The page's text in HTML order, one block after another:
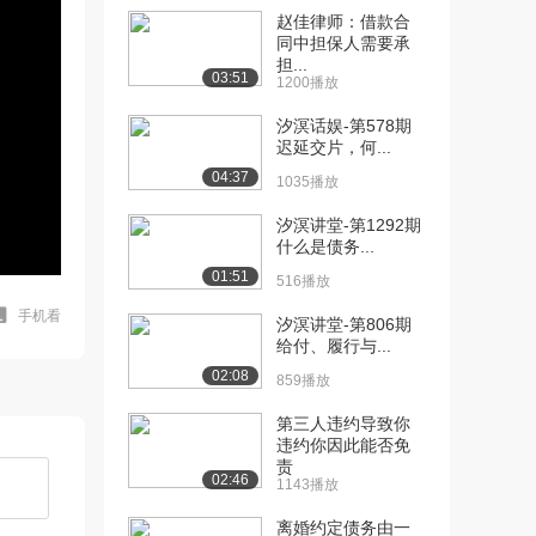
手机看
03:51
赵佳律师：借款合
同中担保人需要承
担...
1200播放
04:37
汐溟话娱-第578期
迟延交片，何...
1035播放
01:51
汐溟讲堂-第1292期
什么是债务...
516播放
02:08
汐溟讲堂-第806期
给付、履行与...
859播放
02:46
第三人违约导致你
违约你因此能否免
责
1143播放
离婚约定债务由一